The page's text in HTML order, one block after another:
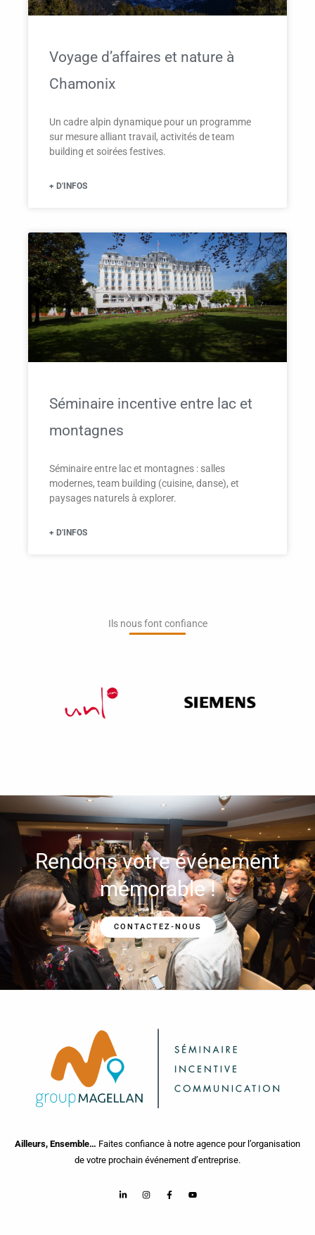
Voyage d’affaires et nature à
Chamonix
Un cadre alpin dynamique pour un programme
sur mesure alliant travail, activités de team
building et soirées festives.
+ D'INFOS
Séminaire incentive entre lac et
montagnes
Séminaire entre lac et montagnes : salles
modernes, team building (cuisine, danse), et
paysages naturels à explorer.
+ D'INFOS
Ils nous font confiance​
Rendons votre événement
mémorable !
CONTACTEZ-NOUS
Ailleurs, Ensemble… Faites confiance à notre agence pour l’organisation
de votre prochain événement d’entreprise.